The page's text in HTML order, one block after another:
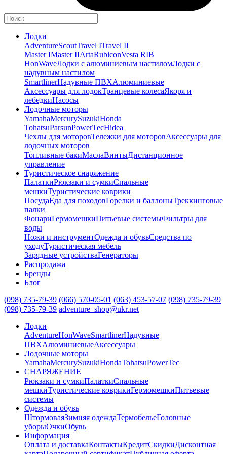
Лодки
AdventureScoutTravel ITravel II
Master IMaster IIArtaRubiconVesta RIB
HonWaveЛодки с алюминиевым настиломЛодки с
надувным настилом
SmartlinerНадувные ПВХАлюминиевые
Аксессуары для лодокТранцевые колесаЯкоря и
лебедкиНасосы
Лодочные моторы
YamahaMercurySuzukiHonda
TohatsuParsunPowerTecHidea
Чехлы для моторовТележки для моторовАксессуары для
лодочных моторов
Топливные бакиМаслаВинтыДистанционное
управление
Туристическое снаряжение
ПалаткиРюкзаки и сумкиСпальные
мешкиТуристические коврики
ПосудаЕда для походовГорелки и баллоныТреккинговые
палки
ФонариГермомешкиПитьевые системыФильтры для
воды
Ножи и инструментОдежда и обувьСредства по
уходуТуристическая мебель
Зарядные устройстваГенераторы
Распродажа
Бренды
Блог
(098) 735-79-39 (066) 570-05-01 (063) 453-57-07 (098) 735-79-39
(098) 735-79-39 adventure_shop@ukr.net
Лодки
AdventureHonWaveSmartlinerНадувные
ПВХАлюминиевыеАксессуары
Лодочные моторы
YamahaMercurySuzukiHondaTohatsuPowerTec
СНАРЯЖЕНИЕ
Рюкзаки и сумкиПалаткиСпальные
мешкиТуристические коврикиГермомешкиПитьевые
системы
Одежда и обувь
ШтормоваяЗимняя одеждаТермобельеГоловные
уборыОчкиОбувь
Информация
Оплата и доставкаКонтактыКредитСкидкиДисконтная